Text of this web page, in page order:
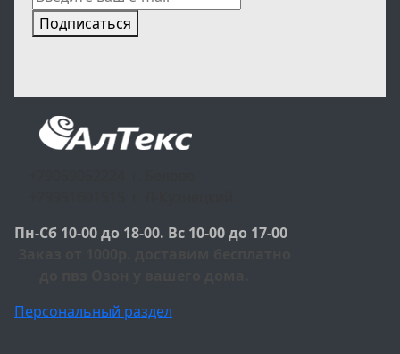
Подписаться
Пн-Сб 10-00 до 18-00. Вс 10-00 до 17-00
Персональный раздел